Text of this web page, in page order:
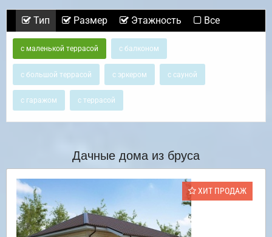
Тип Размер Этажность Все
с маленькой террасой с балконом
с большой террасой с эркером с сауной
с гаражом с террасой
Дачные дома из бруса
ХИТ ПРОДАЖ